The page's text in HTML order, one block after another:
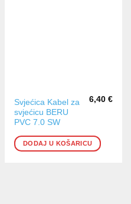
Svjećica Kabel za
svjećicu BERU
PVC 7.0 SW
6,40 €
DODAJ U KOŠARICU